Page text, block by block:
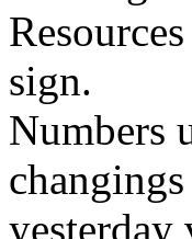
sign.
Numbers
yesterday